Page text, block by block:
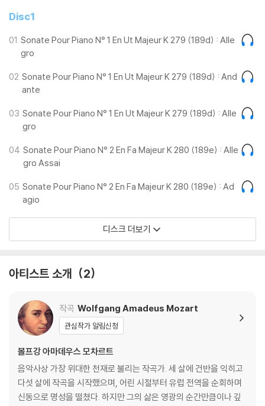
정하지 않고 일부분 연주 순간의 영감에 의해 즉흥적으로 연주해 냈고 모
차르트 음악 세계의 바탕이라 할 수 있는 ‘오페라’적 요소를 피아노 소나타
소나타 전곡 중 특별히 C장조 소나타 K. 545는 그녀에게 첫사랑이라고 할
만큼 애정 가득한 곡이다. 그 외 K.283 (no.5), K.311 (no.8), K.330 (no.
10), K.331 (no.11), K.333 (no.13)는 그녀가 어린 시절부터 가장 좋아해
*한글 해설지 포함
- 5월 2일 화요일 7:30pm 서울 예술의전당 콘서트홀
- 5월 6일 토요일 5pm 서울 예술의전당 콘서트홀
- 6월 21일 수요일 7:30pm 광주 유스퀘어문화관 금호아트홀
- 6월 25일 일요일 5pm 김해 문화의전당
* 일정은 사정에 따라 변경될 수 있습니다.
Disc1
01 Sonate Pour Piano N° 1 En Ut Majeur K 279 (189d) : Alle
gro
02 Sonate Pour Piano N° 1 En Ut Majeur K 279 (189d) : And
ante
03 Sonate Pour Piano N° 1 En Ut Majeur K 279 (189d) : Alle
gro
04 Sonate Pour Piano N° 2 En Fa Majeur K 280 (189e) : Alle
gro Assai
05 Sonate Pour Piano N° 2 En Fa Majeur K 280 (189e) : Ad
agio
디스크 더보기
아티스트 소개 2
작곡 Wolfgang Amadeus Mozart
관심작가 알림신청
볼프강 아마데우스 모차르트
음악사상 가장 위대한 천재로 불리는 작곡가. 세 살에 건반을 익히고
다섯 살에 작곡을 시작했으며, 어린 시절부터 유럽 전역을 순회하며
신동으로 명성을 떨쳤다. 하지만 그의 삶은 영광의 순간만큼이나 깊